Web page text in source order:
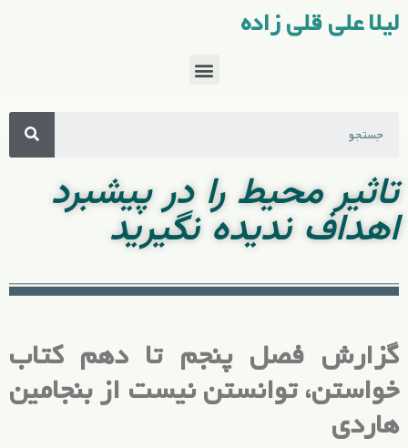
لیلا علی قلی زاده
تاثیر محیط را در پیشبرد
اهداف ندیده نگیرید
گزارش فصل پنجم تا دهم کتاب
خواستن، توانستن نیست از بنجامین
هاردی